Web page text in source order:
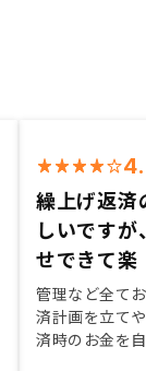
繰上げ返済
しいです
せできて楽
管理など全て
済計画を立て
済時のお金を